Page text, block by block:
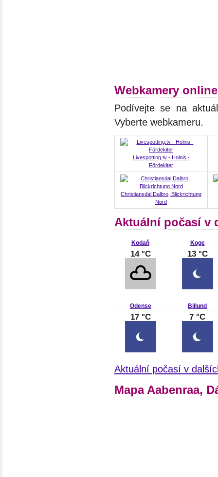
Webkamery
Podívejte se na
Vyberte webkameru.
Livespotting.tv - Holnis -
Fördekiter
Christiansdal Dalbro, Blickrichtung
Nord
Aktuální počasí v
Kodaň
14 °C
Koge
13 °C
Odense
17 °C
Billund
7 °C
Aktuální počasí v
Mapa Aabenraa,